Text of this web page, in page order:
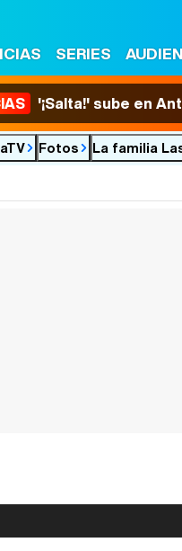
SERIES
'¡Salta!' sube en
Fotos La familia